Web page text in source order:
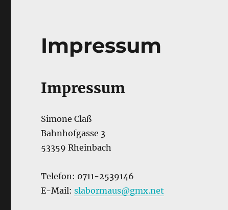
Impressum
Impressum
Simone Claß
Bahnhofgasse 3
53359 Rheinbach
Telefon: 0711-2539146
E-Mail:slabormaus@gmx.net